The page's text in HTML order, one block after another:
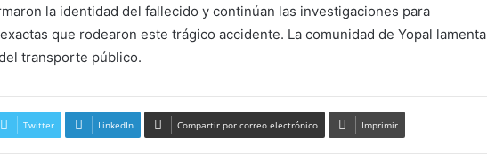
la identidad del fallecido y continúan las investigaciones para
que rodearon este trágico accidente. La comunidad de Yopal lamenta
transporte público.
Twitter LinkedIn Compartir por correo electrónico Imprimir